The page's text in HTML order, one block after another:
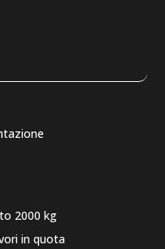
2000 kg
in quota